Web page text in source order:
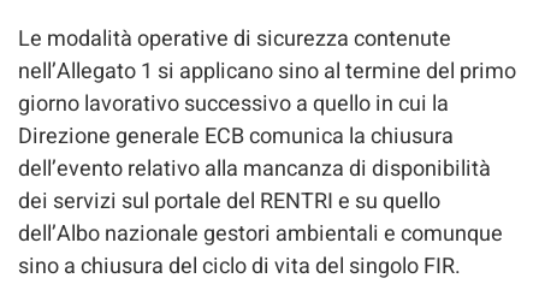
Le modalità operative di sicurezza contenute
nell’Allegato 1 si applicano sino al termine del primo
giorno lavorativo successivo a quello in cui la
Direzione generale ECB comunica la chiusura
dell’evento relativo alla mancanza di disponibilità
dei servizi sul portale del RENTRI e su quello
dell’Albo nazionale gestori ambientali e comunque
sino a chiusura del ciclo di vita del singolo FIR.